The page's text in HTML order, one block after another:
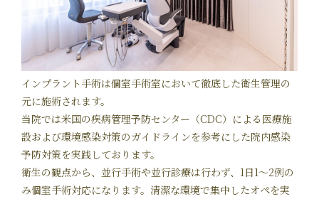
インプラント手術は個室手術室において徹底した衛生管理の
元に施術されます。
当院では米国の疾病管理予防センター（CDC）による医療施
設および環境感染対策のガイドラインを参考にした院内感染
予防対策を実践しております。
衛生の観点から、並行手術や並行診療は行わず、1日1～2例の
み個室手術対応になります。清潔な環境で集中したオペを実